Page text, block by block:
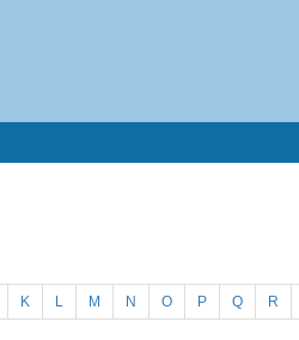
K L M N O P Q R